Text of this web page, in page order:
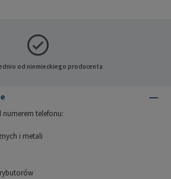
od niemieckiego producenta
telefonu:
i metali